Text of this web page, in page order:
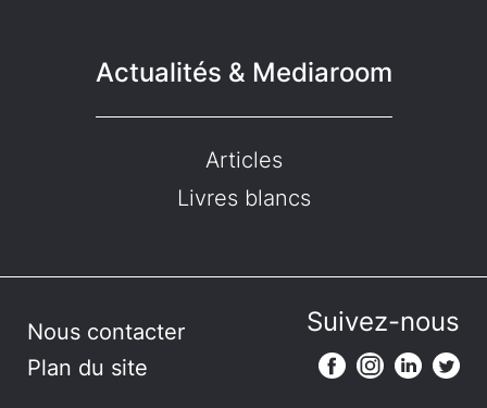
Actualités & Mediaroom
Articles
Livres blancs
Nous contacter
Plan du site
Suivez-nous